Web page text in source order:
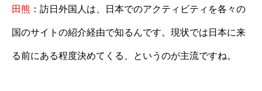
田熊 ：訪日外国人は、日本でのアクティビティを各々の
国のサイトの紹介経由で知るんです。現状では日本に来
る前にある程度決めてくる、というのが主流ですね。